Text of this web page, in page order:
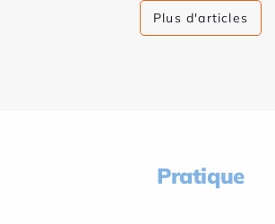
Plus d'articles
Pratique